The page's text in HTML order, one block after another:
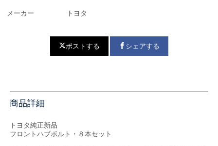
メーカー トヨタ
ポストする シェアする
商品詳細
トヨタ純正新品
フロントハブボルト・８本セット